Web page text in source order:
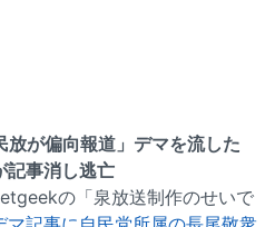
が偏向報道」デマを流した
記事消し逃亡
の「泉放送制作のせいで